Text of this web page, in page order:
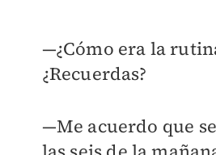
—¿Cómo era la
¿Recuerdas?
—Me acuerdo que